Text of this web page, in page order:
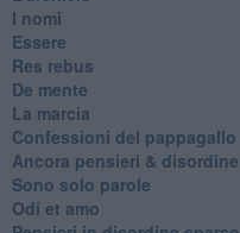
I nomi
Essere
Res rebus
De mente
La marcia
Confessioni del pappagallo
Ancora pensieri & disordine
Sono solo parole
Odi et amo